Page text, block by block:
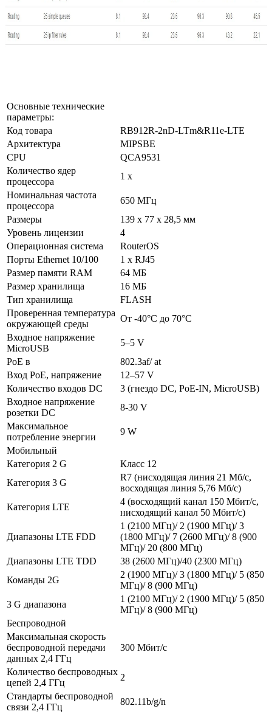
Основные технические
параметры:
Код товара
RB912R-2nD-LTm&R11e-LTE
Архитектура
MIPSBE
CPU
QCA9531
Количество ядер
процессора
1 x
Номинальная частота
процессора
650 МГц
Размеры
139 x 77 x 28,5 мм
Уровень лицензии
4
Операционная система
RouterOS
Порты Ethernet 10/100
1 x RJ45
Размер памяти RAM
64 МБ
Размер хранилища
16 МБ
Тип хранилища
FLASH
Проверенная температура
окружающей среды
От -40°C до 70°C
Входное напряжение
MicroUSB
5–5 V
PoE в
802.3af/ at
Вход PoE, напряжение
12–57 V
Количество входов DC
3 (гнездо DC, PoE-IN, MicroUSB)
Входное напряжение
розетки DC
8-30 V
Максимальное
потребление энергии
9 W
Мобильный
Категория 2 G
Класс 12
Категория 3 G
R7 (нисходящая линия 21 Мб/с,
восходящая линия 5,76 Мб/с)
Категория LTE
4 (восходящий канал 150 Мбит/с,
нисходящий канал 50 Мбит/с)
Диапазоны LTE FDD
1 (2100 МГц)/ 2 (1900 МГц)/ 3
(1800 МГц)/ 7 (2600 МГц)/ 8 (900
МГц)/ 20 (800 МГц)
Диапазоны LTE TDD
38 (2600 МГц)/40 (2300 МГц)
Команды 2G
2 (1900 МГц)/ 3 (1800 МГц)/ 5 (850
МГц)/ 8 (900 МГц)
3 G диапазона
1 (2100 МГц)/ 2 (1900 МГц)/ 5 (850
МГц)/ 8 (900 МГц)
Беспроводной
Максимальная скорость
беспроводной передачи
данных 2,4 ГГц
300 Мбит/с
Количество беспроводных
цепей 2,4 ГГц
2
Стандарты беспроводной
связи 2,4 ГГц
802.11b/g/n